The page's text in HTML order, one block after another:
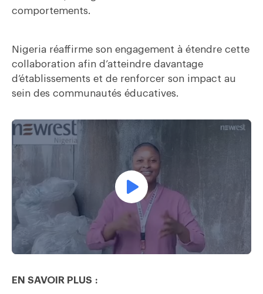
comportements.
Nigeria réaffirme son engagement à étendre cette
collaboration afin d’atteindre davantage
d’établissements et de renforcer son impact au
sein des communautés éducatives.
EN SAVOIR PLUS :